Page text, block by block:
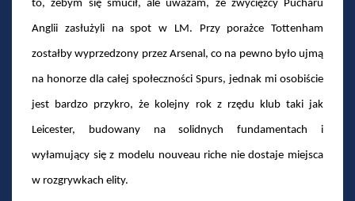
to, żebym się smucił, ale uważam, że zwycięzcy Pucharu
Anglii zasłużyli na spot w LM. Przy porażce Tottenham
zostałby wyprzedzony przez Arsenal, co na pewno było ujmą
na honorze dla całej społeczności Spurs, jednak mi osobiście
jest bardzo przykro, że kolejny rok z rzędu klub taki jak
Leicester, budowany na solidnych fundamentach i
wyłamujący się z modelu nouveau riche nie dostaje miejsca
w rozgrywkach elity.